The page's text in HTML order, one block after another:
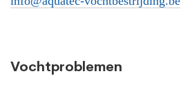
Vochtproblemen